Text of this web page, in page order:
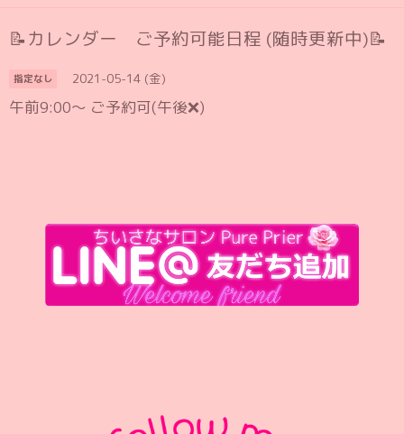
📝カレンダー ご予約可能日程 (随時更新中)📝
指定なし 2021-05-14 (金)
午前9:00〜 ご予約可(午後❌)